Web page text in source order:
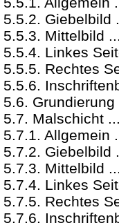
5.5.2. Giebelbild
5.5.3. Mittelbild
5.5.4. Linkes
5.5.5. Rechtes
5.5.6.
5.6.
5.7. Malschicht
5.7.1. Allgemein
5.7.2. Giebelbild
5.7.3. Mittelbild
5.7.4. Linkes
5.7.5. Rechtes
5.7.6.